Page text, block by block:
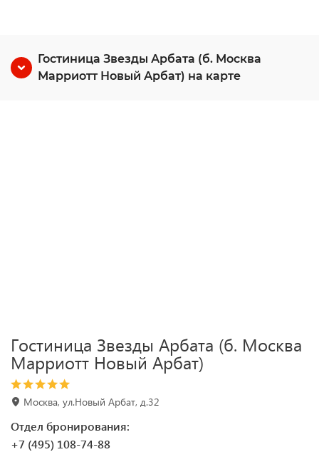
Гостиница Звезды Арбата (б. Москва
Марриотт Новый Арбат) на карте
Гостиница Звезды Арбата (б. Москва
Марриотт Новый Арбат)
Москва, ул.Новый Арбат, д.32
Отдел бронирования:
+7 (495) 108-74-88